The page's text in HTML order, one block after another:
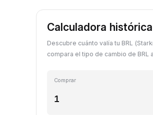
Calculadora
Descubre cuánto valía tu BRL
compara el tipo de cambio de BRL
Comprar